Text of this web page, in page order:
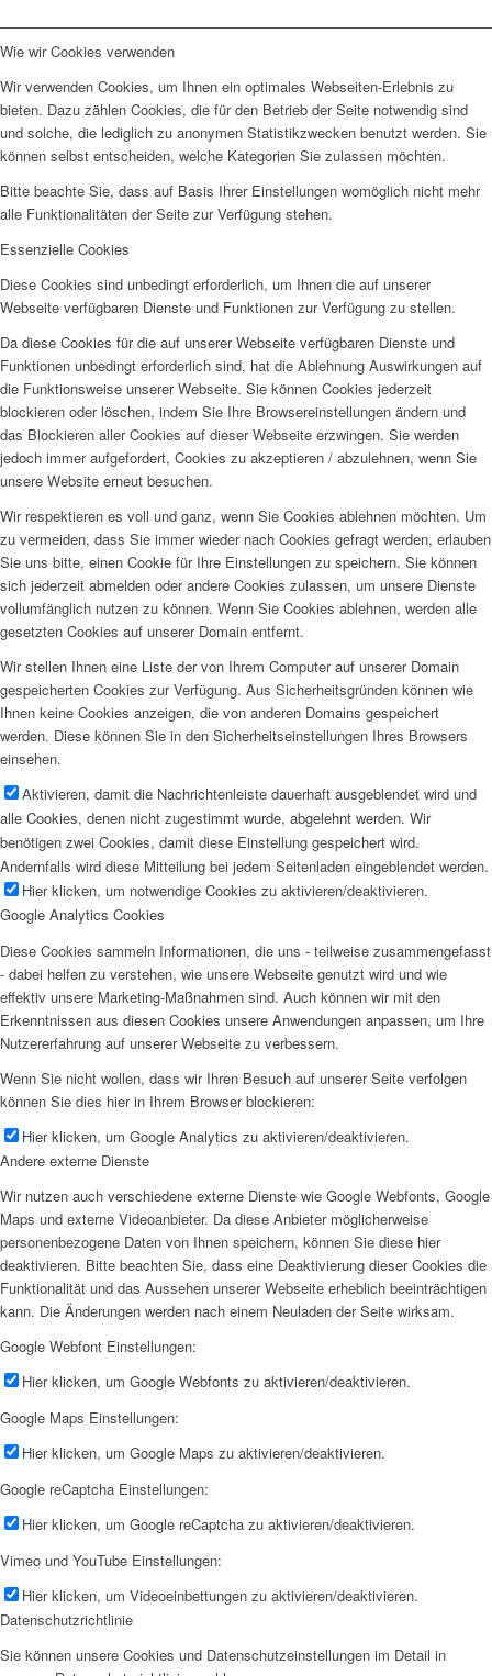
Wie wir Cookies verwenden
Wir verwenden Cookies, um Ihnen ein optimales Webseiten-Erlebnis zu
bieten. Dazu zählen Cookies, die für den Betrieb der Seite notwendig sind
und solche, die lediglich zu anonymen Statistikzwecken benutzt werden. Sie
können selbst entscheiden, welche Kategorien Sie zulassen möchten.
Bitte beachte Sie, dass auf Basis Ihrer Einstellungen womöglich nicht mehr
alle Funktionalitäten der Seite zur Verfügung stehen.
Essenzielle Cookies
Diese Cookies sind unbedingt erforderlich, um Ihnen die auf unserer
Webseite verfügbaren Dienste und Funktionen zur Verfügung zu stellen.
Da diese Cookies für die auf unserer Webseite verfügbaren Dienste und
Funktionen unbedingt erforderlich sind, hat die Ablehnung Auswirkungen auf
die Funktionsweise unserer Webseite. Sie können Cookies jederzeit
blockieren oder löschen, indem Sie Ihre Browsereinstellungen ändern und
das Blockieren aller Cookies auf dieser Webseite erzwingen. Sie werden
jedoch immer aufgefordert, Cookies zu akzeptieren / abzulehnen, wenn Sie
unsere Website erneut besuchen.
Wir respektieren es voll und ganz, wenn Sie Cookies ablehnen möchten. Um
zu vermeiden, dass Sie immer wieder nach Cookies gefragt werden, erlauben
Sie uns bitte, einen Cookie für Ihre Einstellungen zu speichern. Sie können
sich jederzeit abmelden oder andere Cookies zulassen, um unsere Dienste
vollumfänglich nutzen zu können. Wenn Sie Cookies ablehnen, werden alle
gesetzten Cookies auf unserer Domain entfernt.
Wir stellen Ihnen eine Liste der von Ihrem Computer auf unserer Domain
gespeicherten Cookies zur Verfügung. Aus Sicherheitsgründen können wie
Ihnen keine Cookies anzeigen, die von anderen Domains gespeichert
werden. Diese können Sie in den Sicherheitseinstellungen Ihres Browsers
einsehen.
Aktivieren, damit die Nachrichtenleiste dauerhaft ausgeblendet wird und
alle Cookies, denen nicht zugestimmt wurde, abgelehnt werden. Wir
benötigen zwei Cookies, damit diese Einstellung gespeichert wird.
Andernfalls wird diese Mitteilung bei jedem Seitenladen eingeblendet werden.
Hier klicken, um notwendige Cookies zu aktivieren/deaktivieren.
Google Analytics Cookies
Diese Cookies sammeln Informationen, die uns - teilweise zusammengefasst
- dabei helfen zu verstehen, wie unsere Webseite genutzt wird und wie
effektiv unsere Marketing-Maßnahmen sind. Auch können wir mit den
Erkenntnissen aus diesen Cookies unsere Anwendungen anpassen, um Ihre
Nutzererfahrung auf unserer Webseite zu verbessern.
Wenn Sie nicht wollen, dass wir Ihren Besuch auf unserer Seite verfolgen
können Sie dies hier in Ihrem Browser blockieren:
Hier klicken, um Google Analytics zu aktivieren/deaktivieren.
Andere externe Dienste
Wir nutzen auch verschiedene externe Dienste wie Google Webfonts, Google
Maps und externe Videoanbieter. Da diese Anbieter möglicherweise
personenbezogene Daten von Ihnen speichern, können Sie diese hier
deaktivieren. Bitte beachten Sie, dass eine Deaktivierung dieser Cookies die
Funktionalität und das Aussehen unserer Webseite erheblich beeinträchtigen
kann. Die Änderungen werden nach einem Neuladen der Seite wirksam.
Google Webfont Einstellungen:
Hier klicken, um Google Webfonts zu aktivieren/deaktivieren.
Google Maps Einstellungen:
Hier klicken, um Google Maps zu aktivieren/deaktivieren.
Google reCaptcha Einstellungen:
Hier klicken, um Google reCaptcha zu aktivieren/deaktivieren.
Vimeo und YouTube Einstellungen:
Hier klicken, um Videoeinbettungen zu aktivieren/deaktivieren.
Datenschutzrichtlinie
Sie können unsere Cookies und Datenschutzeinstellungen im Detail in